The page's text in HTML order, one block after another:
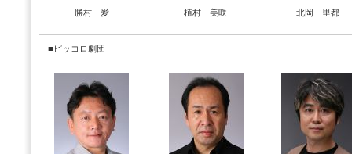
勝村 愛 植村 美咲 北岡 里都
■ピッコロ劇団